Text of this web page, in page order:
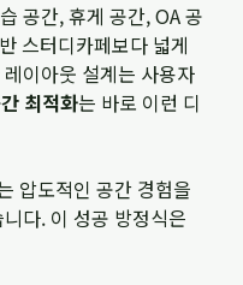
공간, 휴게 공간, OA 공
스터디카페보다 넓게
이아웃 설계는 사용자
최적화는 바로 이런 디
압도적인 공간 경험을
다. 이 성공 방정식은